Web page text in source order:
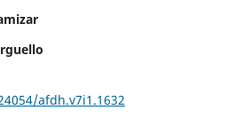
afdh.v7i1.1632